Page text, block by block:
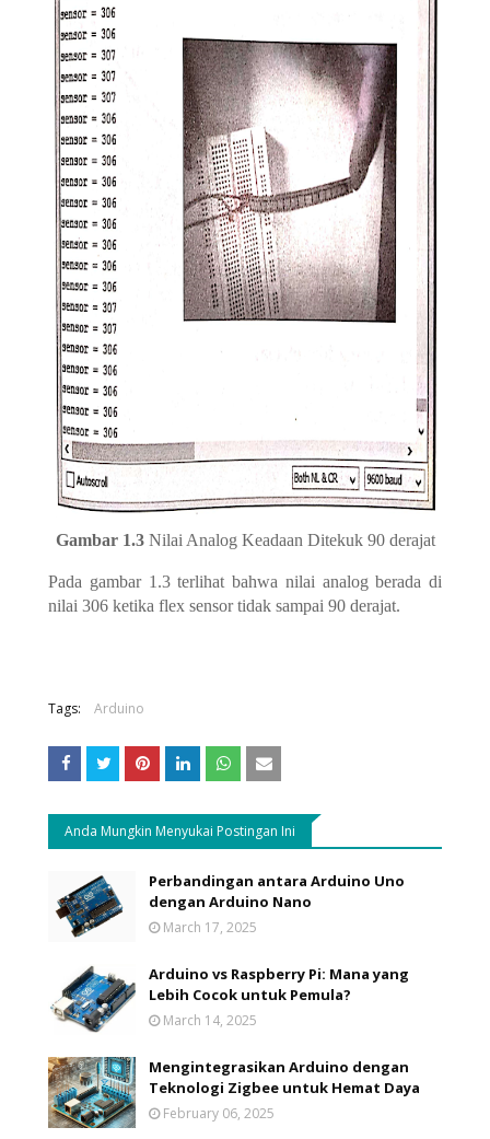
Gambar 1.3Nilai Analog Keadaan Ditekuk 90 derajat
Pada gambar 1.3 terlihat bahwa nilai analog berada di
nilai 306 ketika flex sensor tidak sampai 90 derajat.
Tags: Arduino
Anda Mungkin Menyukai Postingan Ini
Perbandingan antara Arduino Uno
dengan Arduino Nano
March 17, 2025
Arduino vs Raspberry Pi: Mana yang
Lebih Cocok untuk Pemula?
March 14, 2025
Mengintegrasikan Arduino dengan
Teknologi Zigbee untuk Hemat Daya
February 06, 2025